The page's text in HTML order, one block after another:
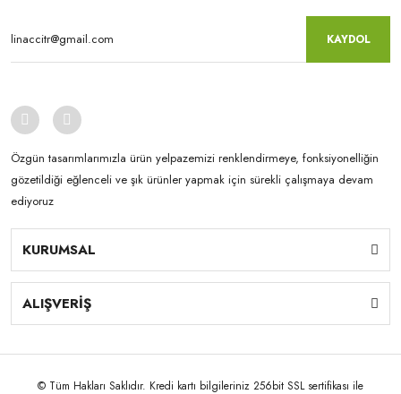
KAYDOL
Özgün tasarımlarımızla ürün yelpazemizi renklendirmeye, fonksiyonelliğin
gözetildiği eğlenceli ve şık ürünler yapmak için sürekli çalışmaya devam
ediyoruz
KURUMSAL
ALIŞVERİŞ
© Tüm Hakları Saklıdır. Kredi kartı bilgileriniz 256bit SSL sertifikası ile